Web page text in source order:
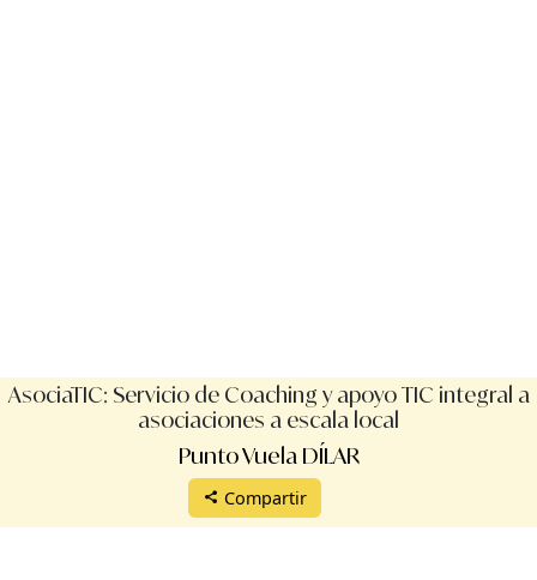
AsociaTIC: Servicio de Coaching y apoyo TIC integral a
asociaciones a escala local
Punto Vuela DÍLAR
Compartir